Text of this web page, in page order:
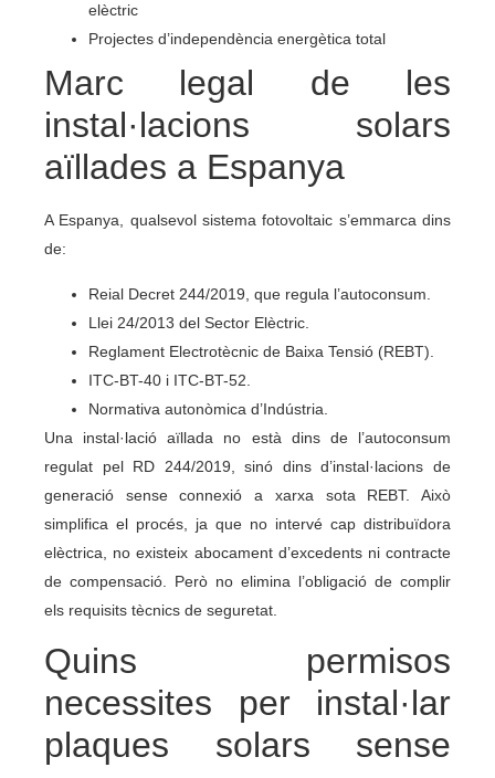
elèctric
Projectes d’independència energètica total
Marc legal de les
instal·lacions solars
aïllades a Espanya
A Espanya, qualsevol sistema fotovoltaic s’emmarca dins
de:
Reial Decret 244/2019, que regula l’autoconsum.
Llei 24/2013 del Sector Elèctric.
Reglament Electrotècnic de Baixa Tensió (REBT).
ITC-BT-40 i ITC-BT-52.
Normativa autonòmica d’Indústria.
Una instal·lació aïllada no està dins de l’autoconsum
regulat pel RD 244/2019, sinó dins d’instal·lacions de
generació sense connexió a xarxa sota REBT. Això
simplifica el procés, ja que no intervé cap distribuïdora
elèctrica, no existeix abocament d’excedents ni contracte
de compensació. Però no elimina l’obligació de complir
els requisits tècnics de seguretat.
Quins permisos
necessites per instal·lar
plaques solars sense